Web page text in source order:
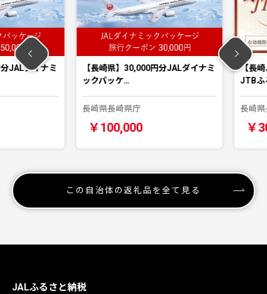
ダイナミ
【長崎県】30,000円分JALダイナミ
ックパッケ…
長崎県長崎県庁
￥100,000
【長崎、
JTBふる
長崎県長
￥
この自治体の返礼品を全て見る
JALふるさと納税